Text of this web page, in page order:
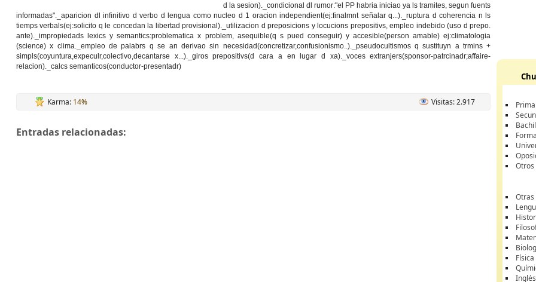
d la sesion)._condicional dl rumor:"el PP habria iniciao ya ls tramites, segun fuents
informadas"._aparicion dl infinitivo d verbo d lengua como nucleo d 1 oracion independient(ej:finalmnt señalar q...)._ruptura d coherencia n ls
tiemps verbals(ej:solicito q le concedan la libertad provisional)._utilizacion d preposicions y locucions prepositivs, empleo indebido (uso d prepo.
ante)._impropiedads lexics y semantics:problematica x problem, asequible(q s pued conseguir) y accesible(person amable) ej:climatologia
(science) x clima._empleo de palabrs q se an derivao sin necesidad(concretizar,confusionismo..)._pseudocultismos q sustituyn a trmins +
simpls(coyuntura,expeculr,colectivo,decantarse x...)._giros prepositivs(d cara a en lugar d xa)._voces extranjers(sponsor-patrcinadr;affaire-
relacion)._calcs semanticos(conductor-presentadr)
Karma: 14% Visitas: 2.917
Entradas relacionadas:
Otros
Física
Inglés